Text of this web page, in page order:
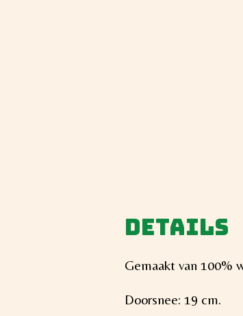
Details
Gemaakt van 100%
Doorsnee: 19 cm.